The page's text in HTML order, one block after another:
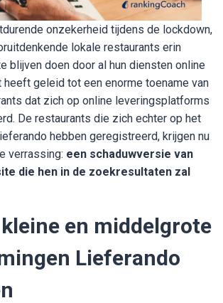
onzekerheid tijdens de lockdown,
lokale restaurants erin
blijven doen door al hun diensten online
heeft geleid tot een enorme toename van
dat zich op online leveringsplatforms
De restaurants die zich echter op het
hebben geregistreerd, krijgen nu
verrassing: een schaduwversie van
die hen in de zoekresultaten zal
en middelgrote
Lieferando